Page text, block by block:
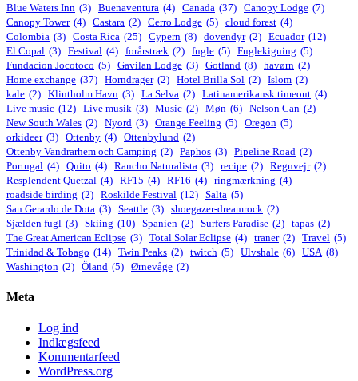
Blue Waters Inn (3) Buenaventura (4) Canada (37) Canopy Lodge (7)
Canopy Tower (4) Castara (2) Cerro Lodge (5) cloud forest (4)
Colombia (3) Costa Rica (25) Cypern (8) dovendyr (2) Ecuador (12)
El Copal (3) Festival (4) forårstræk (2) fugle (5) Fuglekigning (5)
Fundacíon Jocotoco (5) Gavilan Lodge (3) Gotland (8) havørn (2)
Home exchange (37) Horndrager (2) Hotel Brilla Sol (2) Islom (2)
kale (2) Klintholm Havn (3) La Selva (2) Latinamerikansk timeout (4)
Live music (12) Live musik (3) Music (2) Møn (6) Nelson Can (2)
New South Wales (2) Nyord (3) Orange Feeling (5) Oregon (5)
orkideer (3) Ottenby (4) Ottenbylund (2)
Ottenby Vandrarhem och Camping (2) Paphos (3) Pipeline Road (2)
Portugal (4) Quito (4) Rancho Naturalista (3) recipe (2) Regnvejr (2)
Resplendent Quetzal (4) RF15 (4) RF16 (4) ringmærkning (4)
roadside birding (2) Roskilde Festival (12) Salta (5)
San Gerardo de Dota (3) Seattle (3) shoegazer-dreamrock (2)
Sjælden fugl (3) Skiing (10) Spanien (2) Surfers Paradise (2) tapas (2)
The Great American Eclipse (3) Total Solar Eclipse (4) traner (2) Travel (5)
Trinidad & Tobago (14) Twin Peaks (2) twitch (5) Ulvshale (6) USA (8)
Washington (2) Öland (5) Ørnevåge (2)
Meta
Log ind
Indlægsfeed
Kommentarfeed
WordPress.org